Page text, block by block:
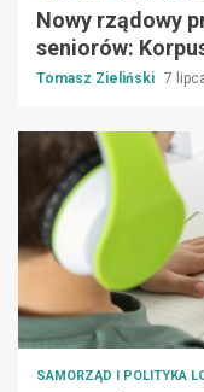
Nowy rządowy
seniorów:
Tomasz Zieliński 7
SAMORZĄD I POLITYKA